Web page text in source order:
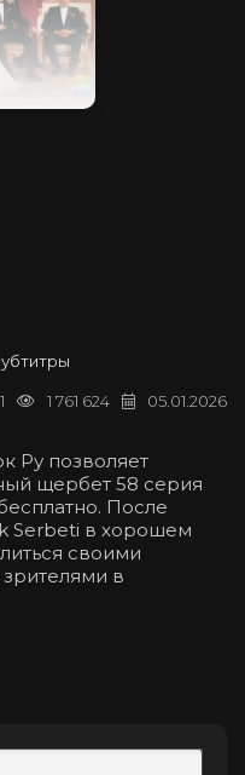
05.01.2026
1 761 624
1
Ру позволяет
щербет 58 серия
После
Serbeti в хорошем
своими
в